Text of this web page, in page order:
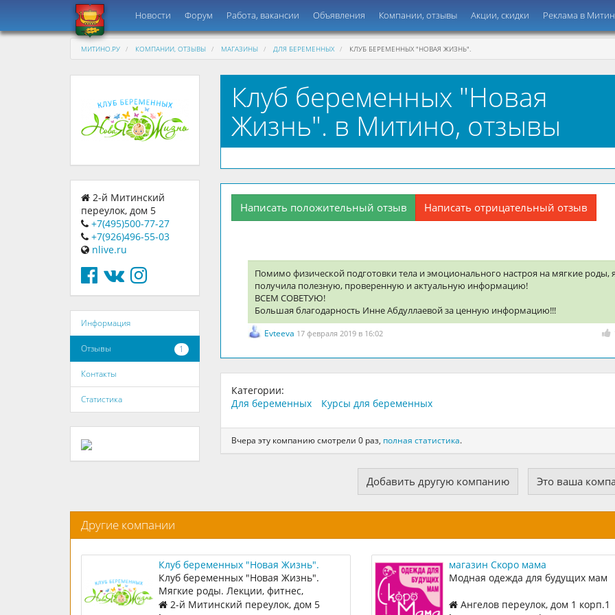
Новости Форум Работа, вакансии Объявления Компании, отзывы Акции, скидки Реклама в
МИТИНО.РУ КОМПАНИИ, ОТЗЫВЫ МАГАЗИНЫ ДЛЯ БЕРЕМЕННЫХ КЛУБ БЕРЕМЕННЫХ "НОВАЯ ЖИЗНЬ".
2-й Митинский
переулок, дом 5
+7(495)500-77-27
+7(926)496-55-03
nlive.ru
Информация
1
Отзывы
Контакты
Статистика
Клуб беременных "Новая
Жизнь". в Митино, отзывы
Написать положительный отзыв Написать отрицательный отзыв
Помимо физической подготовки тела и эмоционального настроя на мягкие роды, я
получила полезную, проверенную и актуальную информацию!
ВСЕМ СОВЕТУЮ!
Большая благодарность Инне Абдуллаевой за ценную информацию!!!
Evteeva 17 февраля 2019 в 16:02
Категории:
Для беременных
Курсы для беременных
Вчера эту компанию смотрели 0 раз, полная статистика.
Добавить другую компанию Это ваша
Другие компании
Клуб беременных "Новая Жизнь".
Клуб беременных "Новая Жизнь".
Мягкие роды. Лекции, фитнес,
дыхание. Первое занятие бесплатно!
2-й Митинский переулок, дом 5
магазин Скоро мама
Модная одежда для будущих мам
Ангелов переулок, дом 1 корп.1